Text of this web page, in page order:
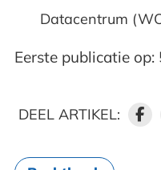
Datacentrum
Eerste publicatie op:
DEEL ARTIKEL: